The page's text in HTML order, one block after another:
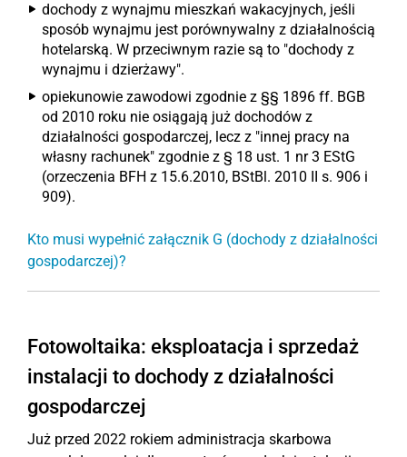
dochody z wynajmu mieszkań wakacyjnych, jeśli
sposób wynajmu jest porównywalny z działalnością
hotelarską. W przeciwnym razie są to "dochody z
wynajmu i dzierżawy".
opiekunowie zawodowi zgodnie z §§ 1896 ff. BGB
od 2010 roku nie osiągają już dochodów z
działalności gospodarczej, lecz z "innej pracy na
własny rachunek" zgodnie z § 18 ust. 1 nr 3 EStG
(orzeczenia BFH z 15.6.2010, BStBl. 2010 II s. 906 i
909).
Kto musi wypełnić załącznik G (dochody z działalności
gospodarczej)?
Fotowoltaika: eksploatacja i sprzedaż
instalacji to dochody z działalności
gospodarczej
Już przed 2022 rokiem administracja skarbowa